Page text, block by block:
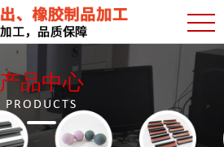
产品中心
PRODUCTS